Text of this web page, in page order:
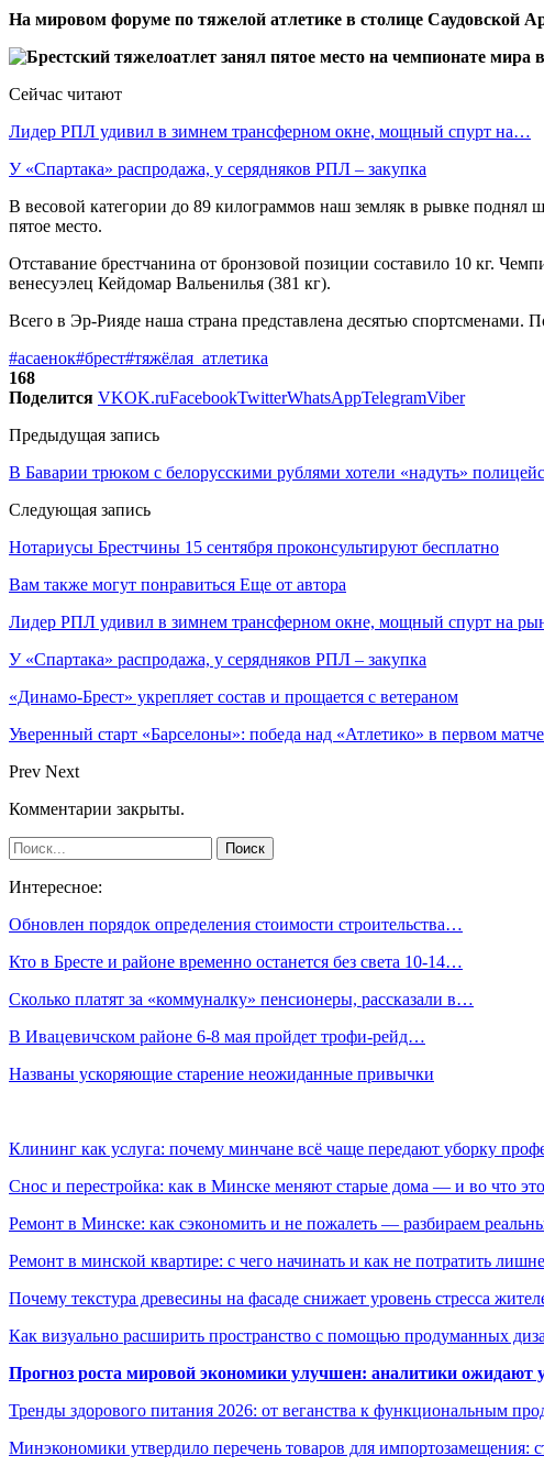
На мировом форуме по тяжелой атлетике в столице Саудовской
Сейчас читают
Лидер РПЛ удивил в зимнем трансферном окне, мощный спурт на…
У «Спартака» распродажа, у серядняков РПЛ – закупка
В весовой категории до 89 килограммов наш земляк в рывке поднял
пятое место.
Отставание брестчанина от бронзовой позиции составило 10 кг.
венесуэлец Кейдомар Вальенилья (381 кг).
Всего в Эр-Рияде наша страна представлена десятью спортсменами.
#асаенок#брест#тяжёлая_атлетика
168
Поделится VKOK.ruFacebookTwitterWhatsAppTelegramViber
Предыдущая запись
В Баварии трюком с белорусскими рублями хотели «надуть»
Следующая запись
Нотариусы Брестчины 15 сентября проконсультируют бесплатно
Вам также могут понравиться Еще от автора
Лидер РПЛ удивил в зимнем трансферном окне, мощный спурт на
У «Спартака» распродажа, у серядняков РПЛ – закупка
«Динамо-Брест» укрепляет состав и прощается с ветераном
Уверенный старт «Барселоны»: победа над «Атлетико» в первом матче
Prev Next
Комментарии закрыты.
Интересное:
Обновлен порядок определения стоимости строительства…
Кто в Бресте и районе временно останется без света 10-14…
Сколько платят за «коммуналку» пенсионеры, рассказали в…
В Ивацевичском районе 6-8 мая пройдет трофи-рейд…
Названы ускоряющие старение неожиданные привычки
Клининг как услуга: почему минчане всё чаще передают уборку
Снос и перестройка: как в Минске меняют старые дома — и во что это
Ремонт в Минске: как сэкономить и не пожалеть — разбираем
Ремонт в минской квартире: с чего начинать и как не потратить
Почему текстура древесины на фасаде снижает уровень стресса
Как визуально расширить пространство с помощью продуманных
Прогноз роста мировой экономики улучшен: аналитики ожидают
Тренды здорового питания 2026: от веганства к функциональным
Минэкономики утвердило перечень товаров для импортозамещения: